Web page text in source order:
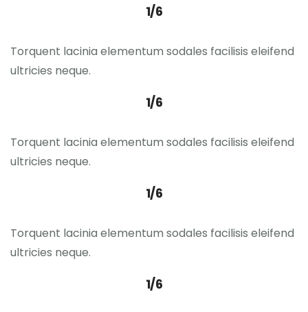
1/6
Torquent lacinia elementum sodales facilisis eleifend
ultricies neque.
1/6
Torquent lacinia elementum sodales facilisis eleifend
ultricies neque.
1/6
Torquent lacinia elementum sodales facilisis eleifend
ultricies neque.
1/6